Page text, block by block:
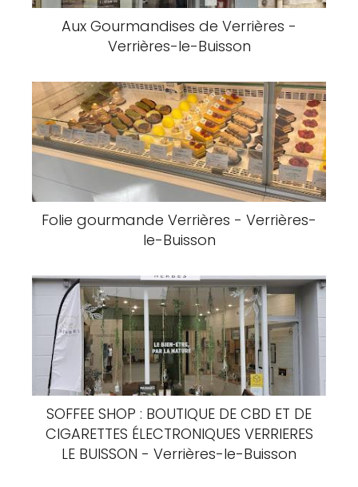
Aux Gourmandises de Verrières -
Verrières-le-Buisson
Folie gourmande Verrières - Verrières-
le-Buisson
SOFFEE SHOP : BOUTIQUE DE CBD ET DE
CIGARETTES ÉLECTRONIQUES VERRIERES
LE BUISSON - Verrières-le-Buisson